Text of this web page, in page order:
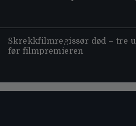
Skrekkfilmregissør død – tre
før filmpremieren